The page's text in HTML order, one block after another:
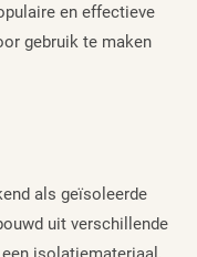
en effectieve
gebruik te maken
als geïsoleerde
uit verschillende